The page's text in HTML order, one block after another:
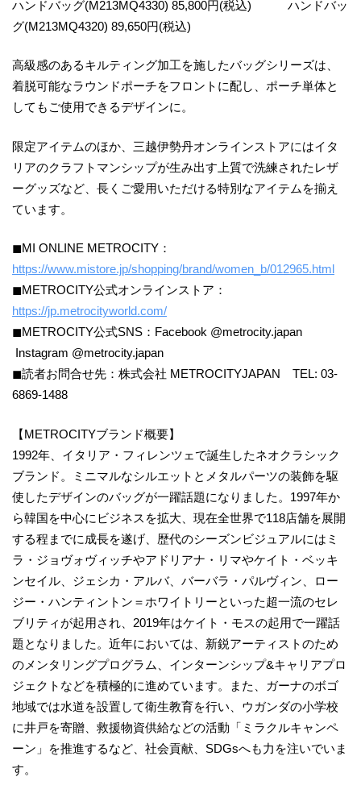
ハンドバッグ(M213MQ4330) 85,800円(税込) ハンドバッ
グ(M213MQ4320) 89,650円(税込)
高級感のあるキルティング加工を施したバッグシリーズは、
着脱可能なラウンドポーチをフロントに配し、ポーチ単体と
してもご使用できるデザインに。
限定アイテムのほか、三越伊勢丹オンラインストアにはイタ
リアのクラフトマンシップが生み出す上質で洗練されたレザ
ーグッズなど、長くご愛用いただける特別なアイテムを揃え
ています。
◼︎MI ONLINE METROCITY：
https://www.mistore.jp/shopping/brand/women_b/012965.html
◼︎METROCITY公式オンラインストア：
https://jp.metrocityworld.com/
◼︎METROCITY公式SNS：Facebook @metrocity.japan
Instagram @metrocity.japan
◼︎読者お問合せ先：株式会社 METROCITYJAPAN TEL: 03-
6869-1488
【METROCITYブランド概要】
1992年、イタリア・フィレンツェで誕生したネオクラシック
ブランド。ミニマルなシルエットとメタルパーツの装飾を駆
使したデザインのバッグが一躍話題になりました。1997年か
ら韓国を中心にビジネスを拡大、現在全世界で118店舗を展開
する程までに成長を遂げ、歴代のシーズンビジュアルにはミ
ラ・ジョヴォヴィッチやアドリアナ・リマやケイト・ベッキ
ンセイル、ジェシカ・アルバ、バーバラ・パルヴィン、ロー
ジー・ハンティントン＝ホワイトリーといった超一流のセレ
ブリティが起用され、2019年はケイト・モスの起用で一躍話
題となりました。近年においては、新鋭アーティストのため
のメンタリングプログラム、インターンシップ&キャリアプロ
ジェクトなどを積極的に進めています。また、ガーナのボゴ
地域では水道を設置して衛生教育を行い、ウガンダの小学校
に井戸を寄贈、救援物資供給などの活動「ミラクルキャンペ
ーン」を推進するなど、社会貢献、SDGsへも力を注いでいま
す。